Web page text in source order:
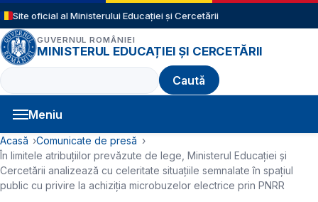
Sari la conținutul principal
Site oficial al Ministerului Educației și Cercetării
GUVERNUL ROMÂNIEI
MINISTERUL EDUCAȚIEI ȘI CERCETĂRII
Caută
Meniu
Navigație principală
Cale de navigare
Acasă
Comunicate de presă
În limitele atribuțiilor prevăzute de lege, Ministerul Educației și
Cercetării analizează cu celeritate situațiile semnalate în spațiul
public cu privire la achiziția microbuzelor electrice prin PNRR